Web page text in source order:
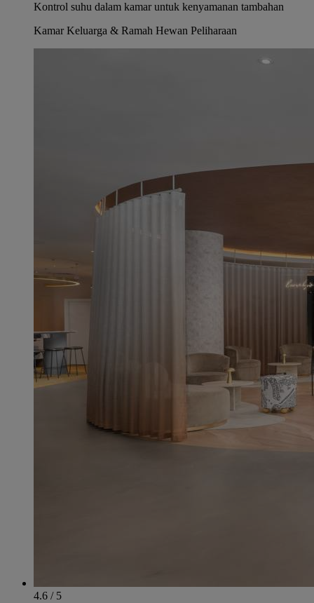
Kontrol suhu dalam kamar untuk kenyamanan tambahan
Kamar Keluarga & Ramah Hewan Peliharaan
4.6 / 5